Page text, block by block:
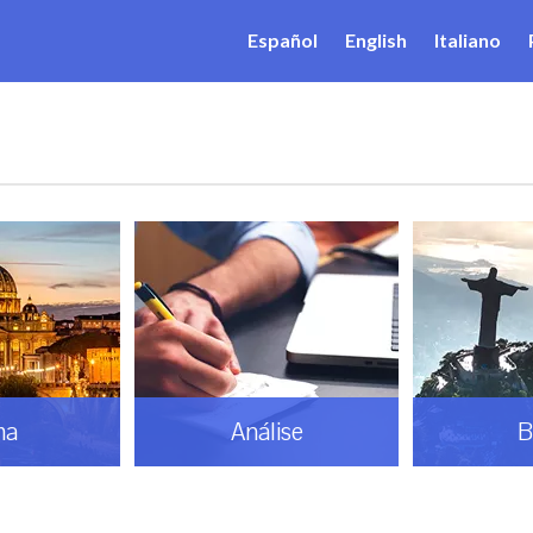
Español English Italiano
Análise